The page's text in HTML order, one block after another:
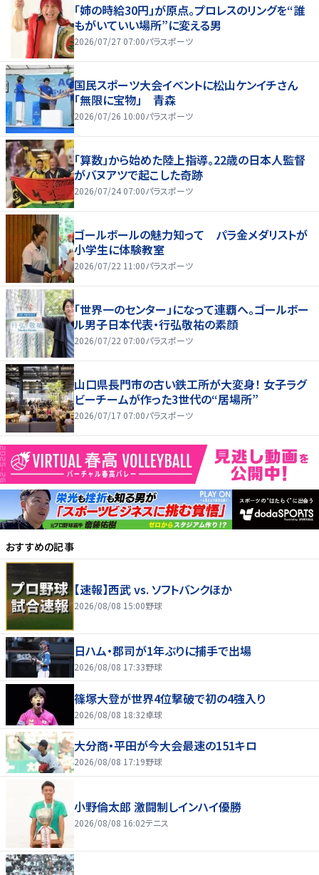
「姉の時給30円」が原点。プロレスのリングを“誰
もがいていい場所”に変える男
2026/07/27 07:00パラスポーツ
国民スポーツ大会イベントに松山ケンイチさん
「無限に宝物」 青森
2026/07/26 10:00パラスポーツ
「算数」から始めた陸上指導。22歳の日本人監督
がバヌアツで起こした奇跡
2026/07/24 07:00パラスポーツ
ゴールボールの魅力知って パラ金メダリストが
小学生に体験教室
2026/07/22 11:00パラスポーツ
「世界一のセンター」になって連覇へ。ゴールボー
ル男子日本代表・行弘敬祐の素顔
2026/07/22 07:00パラスポーツ
山口県長門市の古い鉄工所が大変身！ 女子ラグ
ビーチームが作った3世代の“居場所”
2026/07/17 07:00パラスポーツ
おすすめの記事
【速報】西武 vs. ソフトバンクほか
2026/08/08 15:00野球
日ハム・郡司が1年ぶりに捕手で出場
2026/08/08 17:33野球
篠塚大登が世界4位撃破で初の4強入り
2026/08/08 18:32卓球
大分商・平田が今大会最速の151キロ
2026/08/08 17:19野球
小野倫太郎 激闘制しインハイ優勝
2026/08/08 16:02テニス